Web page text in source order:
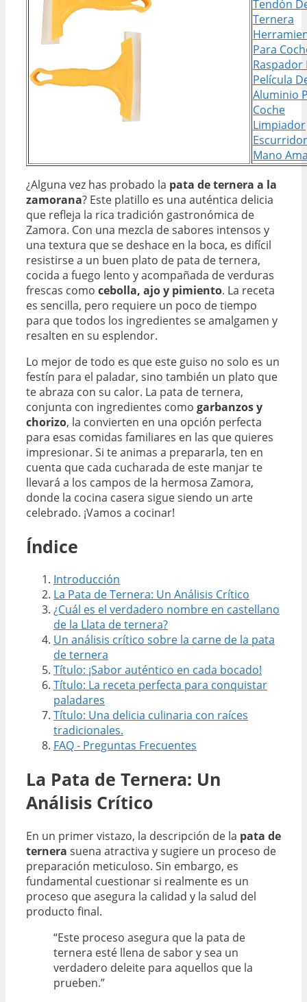
Tendón
Ternera
Para
Raspador
Película
Aluminio
Coche
Limpiador
Mano
¿Alguna vez has probado la pata de ternera a la
zamorana? Este platillo es una auténtica delicia
que refleja la rica tradición gastronómica de
Zamora. Con una mezcla de sabores intensos y
una textura que se deshace en la boca, es difícil
resistirse a un buen plato de pata de ternera,
cocida a fuego lento y acompañada de verduras
frescas como cebolla, ajo y pimiento. La receta
es sencilla, pero requiere un poco de tiempo
para que todos los ingredientes se amalgamen y
resalten en su esplendor.
Lo mejor de todo es que este guiso no solo es un
festín para el paladar, sino también un plato que
te abraza con su calor. La pata de ternera,
conjunta con ingredientes como garbanzos y
chorizo, la convierten en una opción perfecta
para esas comidas familiares en las que quieres
impresionar. Si te animas a prepararla, ten en
cuenta que cada cucharada de este manjar te
llevará a los campos de la hermosa Zamora,
donde la cocina casera sigue siendo un arte
celebrado. ¡Vamos a cocinar!
Índice
Introducción
La Pata de Ternera: Un Análisis Crítico
¿Cuál es el verdadero nombre en castellano
de la Llata de ternera?
Un análisis crítico sobre la carne de la pata
de ternera
Título: ¡Sabor auténtico en cada bocado!
Título: La receta perfecta para conquistar
paladares
Título: Una delicia culinaria con raíces
tradicionales.
FAQ - Preguntas Frecuentes
La Pata de Ternera: Un
Análisis Crítico
En un primer vistazo, la descripción de la pata de
ternera suena atractiva y sugiere un proceso de
preparación meticuloso. Sin embargo, es
fundamental cuestionar si realmente es un
proceso que asegura la calidad y la salud del
producto final.
“Este proceso asegura que la pata de
ternera esté llena de sabor y sea un
verdadero deleite para aquellos que la
prueben.”